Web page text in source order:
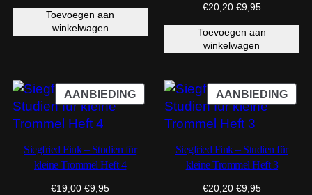
was:
€13,50.
is:
Toevoegen aan
winkelwagen
€20,20 Oorspronkelijke
was:
€20,20.
€9,95Huidige
is:
Toevoegen aan
winkelwagen
AANBIEDINGPRODUCT
IN
Siegfried Fink – Studien für
kleine Trommel Heft 4
€19,00 Oorspronkelijke
€9,95Huidige
AANBIEDING
IN
Siegfried Fink – Studien für
kleine Trommel Heft 3
€20,20 Oorspronkelijke
€9,95Huidige